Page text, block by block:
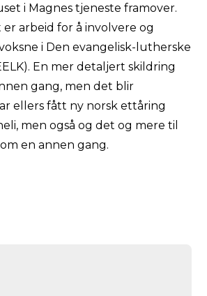
i Magnes tjeneste framover.
arbeid for å involvere og
i Den evangelisk-lutherske
En mer detaljert skildring
gang, men det blir
ellers fått ny norsk ettåring
men også og det og mere til
en annen gang.